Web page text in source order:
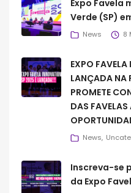
Expo Favela
Verde (SP)
News 8
EXPO
LANÇADA NA
PROMETE
DAS FAVELAS
News
Inscreva-se
da Expo